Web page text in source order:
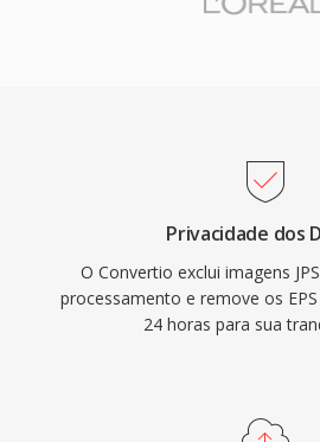
Privacidade dos
O Convertio exclui imagens
processamento e remove os
24 horas para sua